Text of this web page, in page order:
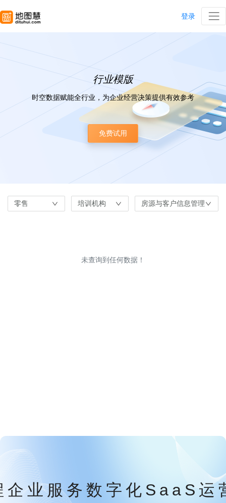
登录
行业模版
时空数据赋能全行业，为企业经营决策提供有效参考
免费试用
零售 培训机构 房源与客户信息管理
未查询到任何数据！
企业服务数字化SaaS运